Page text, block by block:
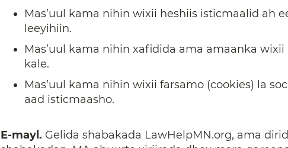
Mas’uul kama nihin wixii heshiis isticmaalid ah
leeyihiin.
Mas’uul kama nihin xafidida ama amaanka
kale.
Mas’uul kama nihin wixii farsamo (cookies) la
aad isticmaasho.
E-mayl. Gelida shabakada LawHelpMN.org, ama